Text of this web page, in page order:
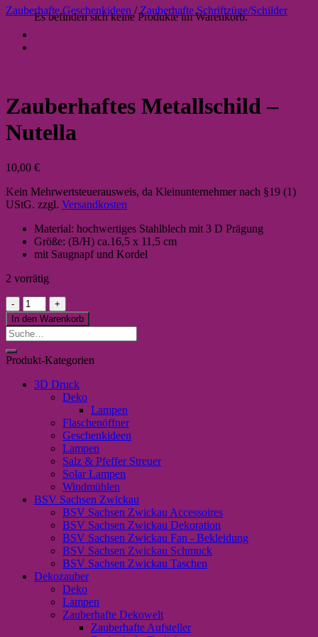
Es befinden sich keine Produkte im Warenkorb.
Zauberhafte Geschenkideen / Zauberhafte Schriftzüge/Schilder
Zauberhaftes Metallschild –
Nutella
10,00 €
Kein Mehrwertsteuerausweis, da Kleinunternehmer nach §19 (1)
UStG. zzgl. Versandkosten
Material: hochwertiges Stahlblech mit 3 D Prägung
Größe: (B/H) ca.16,5 x 11,5 cm
mit Saugnapf und Kordel
2 vorrätig
Zauberhaftes
Metallschild
-
Nutella
In den Warenkorb
Suche
nach:
Produkt-Kategorien
3D Druck
Deko
Lampen
Flaschenöffner
Geschenkideen
Lampen
Salz & Pfeffer Streuer
Solar Lampen
Windmühlen
BSV Sachsen Zwickau
BSV Sachsen Zwickau Accessoires
BSV Sachsen Zwickau Dekoration
BSV Sachsen Zwickau Fan - Bekleidung
BSV Sachsen Zwickau Schmuck
BSV Sachsen Zwickau Taschen
Dekozauber
Deko
Lampen
Zauberhafte Dekowelt
Zauberhafte Aufsteller